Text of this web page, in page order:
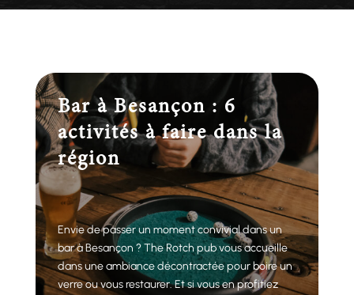
Bar à Besançon : 6
activités à faire dans la
région
Envie de passer un moment convivial dans un
bar à Besançon ? The Rotch pub vous accueille
dans une ambiance décontractée pour boire un
verre ou vous restaurer. Et si vous en profitiez